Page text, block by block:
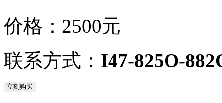
价格： 2500元
联系方式： I47-825O-
立刻购买